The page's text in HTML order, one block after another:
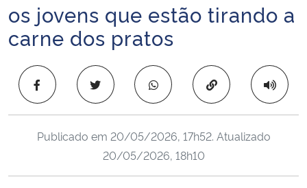
Ministério da Agricultura, Pecuária e Abastecimento
Ministério da Cidadania
os jovens que estão tirando a
carne dos pratos
Copiar para área
Publicado em 20/05/2026, 17h52. Atualizado
20/05/2026, 18h10